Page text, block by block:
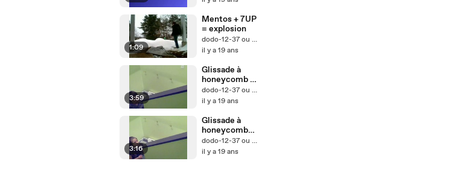
1:09
Mentos + 7UP
= explosion
dodo-12-37 ou Lego Mania
il y a 19 ans
3:59
Glissade à
honeycomb 2
!!!!
dodo-12-37 ou Lego Mania
il y a 19 ans
3:16
Glissade à
honeycomb
!!!!
dodo-12-37 ou Lego Mania
il y a 19 ans